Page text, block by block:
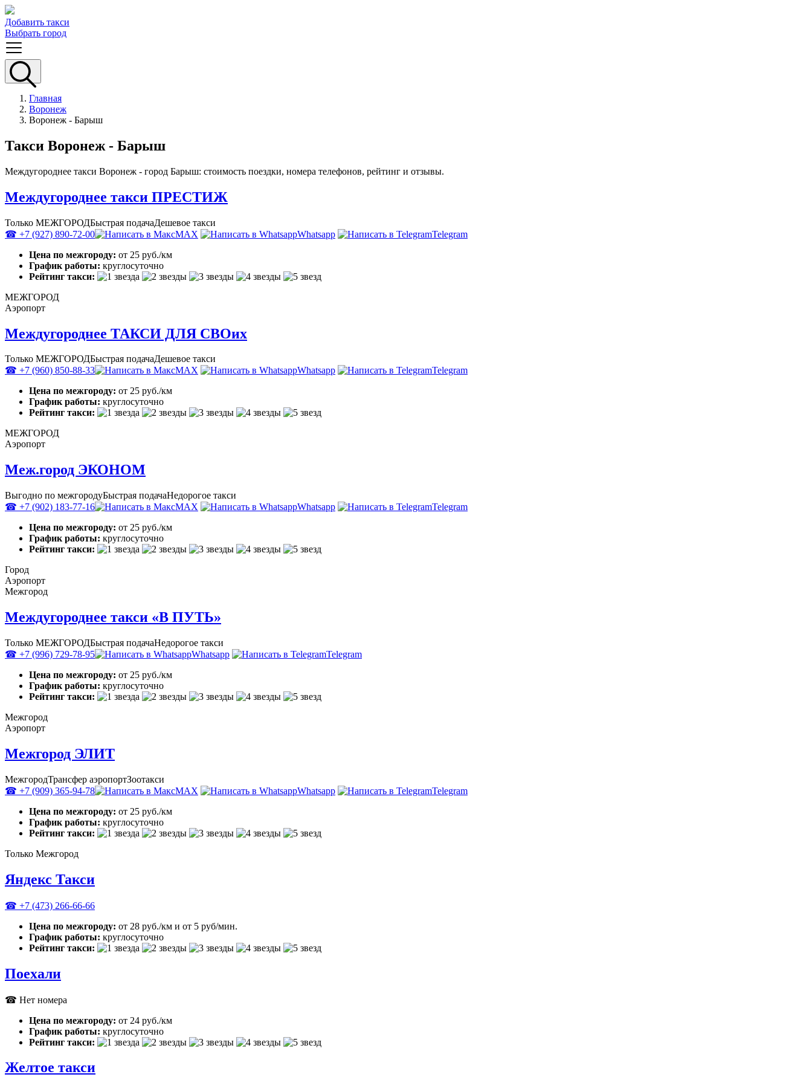
Добавить такси
Выбрать город
Главная
Воронеж
Воронеж - Барыш
Такси Воронеж - Барыш
Междугороднее такси Воронеж - город Барыш: стоимость поездки, номера телефонов, рейтинг и отзывы.
Междугороднее такси ПРЕСТИЖ
Только МЕЖГОРОДБыстрая подачаДешевое такси
☎ +7 (927) 890-72-00
MAX Whatsapp
Telegram
Цена по межгороду: от 25 руб./км
График работы: круглосуточно
Рейтинг такси:
МЕЖГОРОД
Аэропорт
Междугороднее ТАКСИ ДЛЯ СВОих
Только МЕЖГОРОДБыстрая подачаДешевое такси
☎ +7 (960) 850-88-33
MAX Whatsapp
Telegram
Цена по межгороду: от 25 руб./км
График работы: круглосуточно
Рейтинг такси:
МЕЖГОРОД
Аэропорт
Меж.город ЭКОНОМ
Выгодно по межгородуБыстрая подачаНедорогое такси
☎ +7 (902) 183-77-16
MAX Whatsapp
Telegram
Цена по межгороду: от 25 руб./км
График работы: круглосуточно
Рейтинг такси:
Город
Аэропорт
Межгород
Междугороднее такси «В ПУТЬ»
Только МЕЖГОРОДБыстрая подачаНедорогое такси
☎ +7 (996) 729-78-95
Whatsapp
Telegram
Цена по межгороду: от 25 руб./км
График работы: круглосуточно
Рейтинг такси:
Межгород
Аэропорт
Межгород ЭЛИТ
МежгородТрансфер аэропортЗоотакси
☎ +7 (909) 365-94-78
MAX Whatsapp
Telegram
Цена по межгороду: от 25 руб./км
График работы: круглосуточно
Рейтинг такси:
Только Межгород
Яндекс Такси
☎ +7 (473) 266-66-66
Цена по межгороду: от 28 руб./км и от 5 руб/мин.
График работы: круглосуточно
Рейтинг такси:
Поехали
☎ Нет номера
Цена по межгороду: от 24 руб./км
График работы: круглосуточно
Рейтинг такси:
Желтое такси